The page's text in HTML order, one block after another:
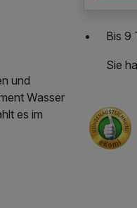
und
Wasser
es im
nur
Bis 9
Sie